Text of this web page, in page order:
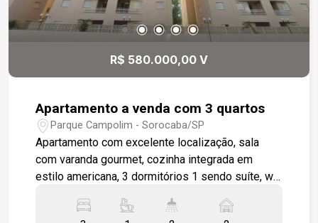
R$ 580.000,00 V
Apartamento a venda com 3 quartos
Parque Campolim - Sorocaba/SP
Apartamento com excelente localização, sala
com varanda gourmet, cozinha integrada em
estilo americana, 3 dormitórios 1 sendo suíte, wc
entregue todo em piso cerâmico padrão, 2 vagas